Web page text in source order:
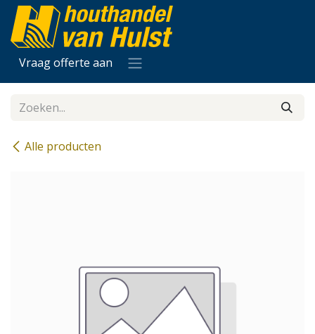
Overslaan naar inhoud
Vraag offerte aan
Alle producten